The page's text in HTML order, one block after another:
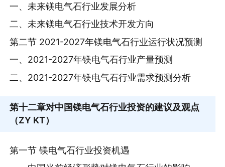
一、未来镁电气石行业发展分析
二、未来镁电气石行业技术开发方向
第二节 2021-2027年镁电气石行业运行状况预测
一、2021-2027年镁电气石行业产量预测
二、2021-2027年镁电气石行业需求预测分析
第十二章对中国镁电气石行业投资的建议及观点
（ZY KT）
第一节 镁电气石行业投资机遇